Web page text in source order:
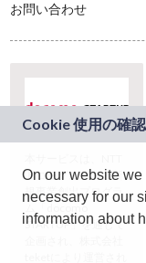
お問い合わせ
ドコモグループの新
規事業創出プログラ
ム「docomo
STARTUP」を通じて
On our website
necessary for our
information about